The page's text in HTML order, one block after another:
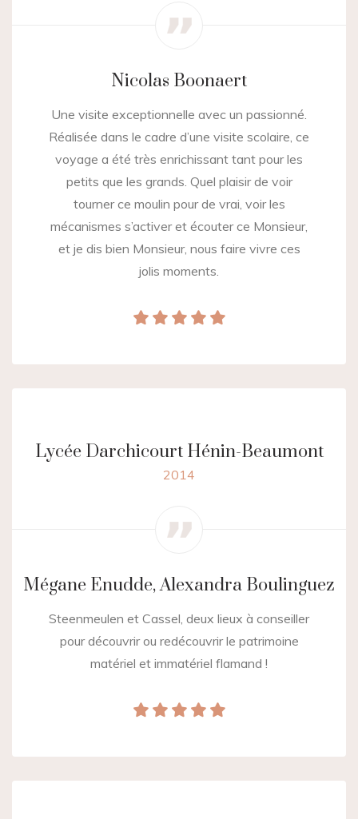
Nicolas Boonaert
Une visite exceptionnelle avec un passionné.
Réalisée dans le cadre d’une visite scolaire, ce
voyage a été très enrichissant tant pour les
petits que les grands. Quel plaisir de voir
tourner ce moulin pour de vrai, voir les
mécanismes s’activer et écouter ce Monsieur,
et je dis bien Monsieur, nous faire vivre ces
jolis moments.
Lycée Darchicourt Hénin-Beaumont
2014
Mégane Enudde, Alexandra Boulinguez
Steenmeulen et Cassel, deux lieux à conseiller
pour découvrir ou redécouvrir le patrimoine
matériel et immatériel flamand !